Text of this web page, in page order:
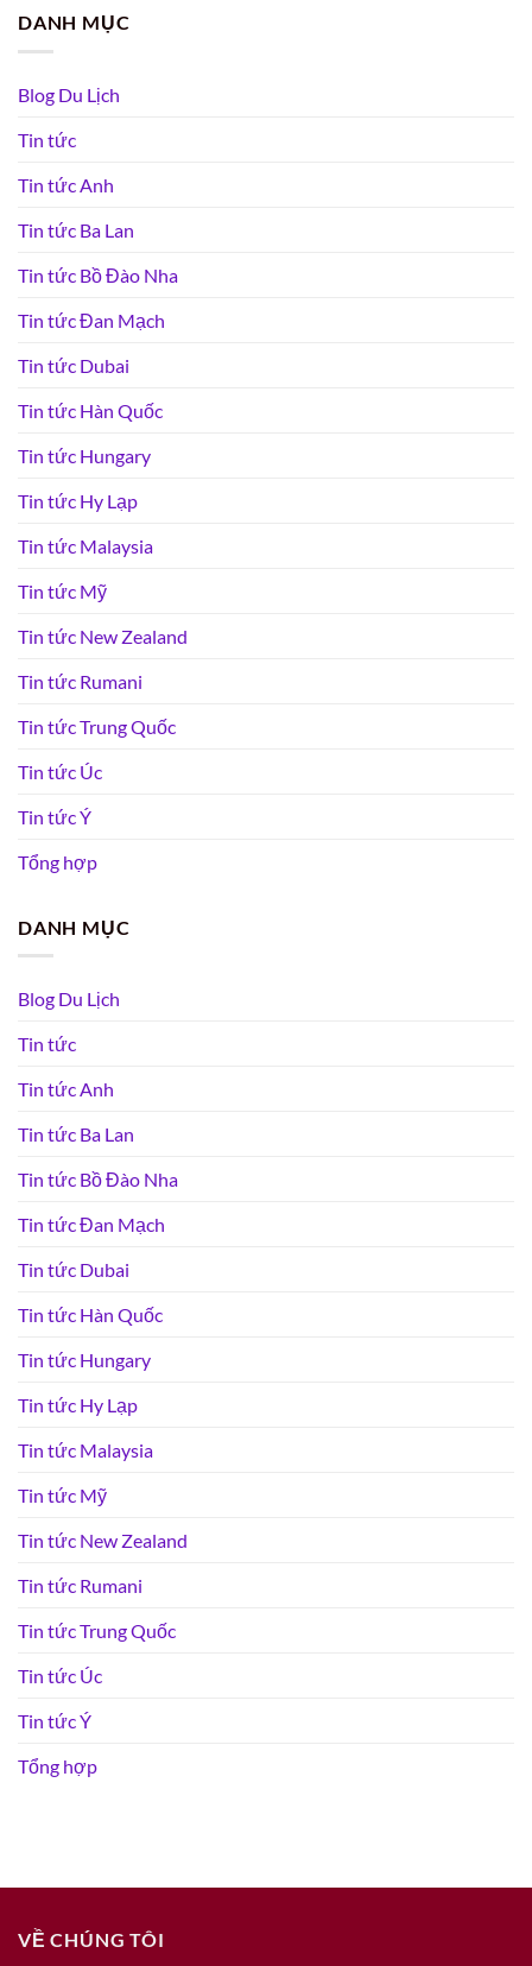
DANH MỤC
Blog Du Lịch
Tin tức
Tin tức Anh
Tin tức Ba Lan
Tin tức Bồ Đào Nha
Tin tức Đan Mạch
Tin tức Dubai
Tin tức Hàn Quốc
Tin tức Hungary
Tin tức Hy Lạp
Tin tức Malaysia
Tin tức Mỹ
Tin tức New Zealand
Tin tức Rumani
Tin tức Trung Quốc
Tin tức Úc
Tin tức Ý
Tổng hợp
DANH MỤC
Blog Du Lịch
Tin tức
Tin tức Anh
Tin tức Ba Lan
Tin tức Bồ Đào Nha
Tin tức Đan Mạch
Tin tức Dubai
Tin tức Hàn Quốc
Tin tức Hungary
Tin tức Hy Lạp
Tin tức Malaysia
Tin tức Mỹ
Tin tức New Zealand
Tin tức Rumani
Tin tức Trung Quốc
Tin tức Úc
Tin tức Ý
Tổng hợp
VỀ CHÚNG TÔI